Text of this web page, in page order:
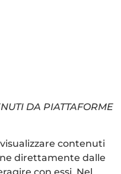
DA PIATTAFORME
contenuti
direttamente dalle